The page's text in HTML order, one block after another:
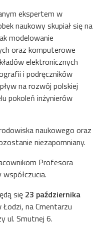
ekspertem w
naukowy skupiał się na
modelowanie
oraz komputerowe
elektronicznych
i podręczników
na rozwój polskiej
pokoleń inżynierów
naukowego oraz
niezapomniany.
Profesora
się 23 października
Łodzi, na Cmentarzu
ul. Smutnej 6.